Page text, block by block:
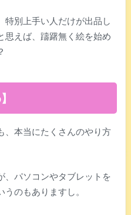
特別上手い人だけが出品し
思えば、躊躇無く絵を始め
、本当にたくさんのやり方
、パソコンやタブレットを
のもありますし。